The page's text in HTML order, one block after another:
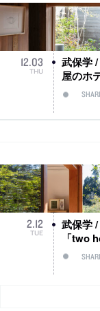
12.03
THU
武保学
屋のホ
2.12
TUE
武保学
「two